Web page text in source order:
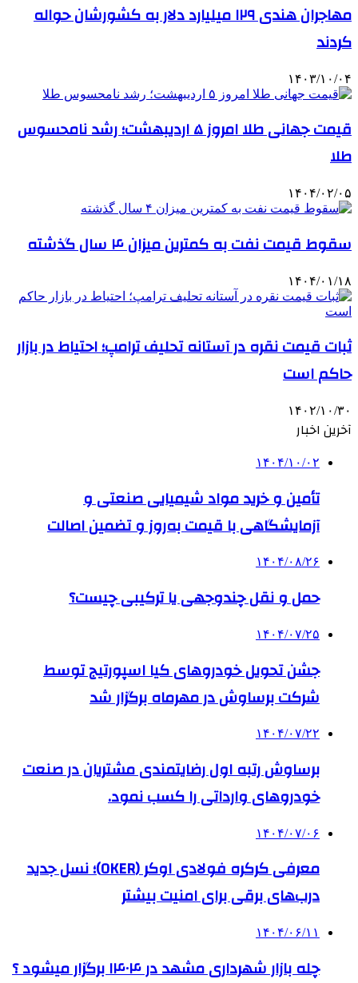
مهاجران هندی ۱۲۹ میلیارد دلار به کشورشان حواله
کردند
۱۴۰۳/۱۰/۰۴
قیمت جهانی طلا امروز ۵ اردیبهشت؛ رشد نامحسوس
طلا
۱۴۰۴/۰۲/۰۵
سقوط قیمت نفت به کمترین میزان ۴ سال گذشته
۱۴۰۴/۰۱/۱۸
ثبات قیمت نقره در آستانه تحلیف ترامپ؛ احتیاط در بازار
حاکم است
۱۴۰۲/۱۰/۳۰
آخرین اخبار
۱۴۰۴/۱۰/۰۲
تأمین و خرید مواد شیمیایی صنعتی و
آزمایشگاهی با قیمت به‌روز و تضمین اصالت
۱۴۰۴/۰۸/۲۶
حمل و نقل چندوجهی یا ترکیبی چیست؟
۱۴۰۴/۰۷/۲۵
جشن تحویل خودروهای کیا اسپورتیج توسط
شرکت برساوش در مهرماه برگزار شد
۱۴۰۴/۰۷/۲۲
برساوش رتبه اول رضایتمندی مشتریان در صنعت
خودروهای وارداتی را کسب نمود.
۱۴۰۴/۰۷/۰۶
معرفی کرکره فولادی اوکر (OKER)؛ نسل جدید
درب‌های برقی برای امنیت بیشتر
۱۴۰۴/۰۶/۱۱
چله بازار شهرداری مشهد در ۱۴۰۴ برگزار میشود ؟